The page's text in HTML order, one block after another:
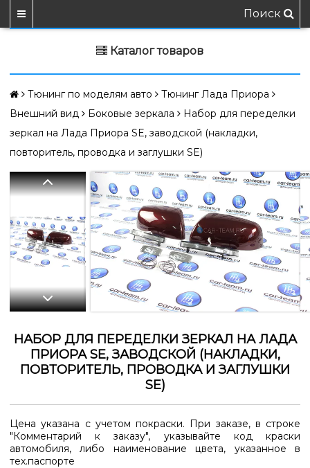
Поиск
Каталог товаров
Тюнинг по моделям авто
Тюнинг Лада Приора
Внешний вид
Боковые зеркала
Набор для переделки
зеркал на Лада Приора SE, заводской (накладки,
повторитель, проводка и заглушки SE)
НАБОР ДЛЯ ПЕРЕДЕЛКИ ЗЕРКАЛ НА ЛАДА
ПРИОРА SE, ЗАВОДСКОЙ (НАКЛАДКИ,
ПОВТОРИТЕЛЬ, ПРОВОДКА И ЗАГЛУШКИ
SE)
Цена указана с учетом покраски. При заказе, в строке
"Комментарий к заказу", указывайте код краски
автомобиля, либо наименование цвета, указанное в
тех.паспорте